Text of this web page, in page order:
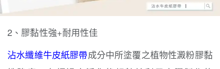
2、膠黏性強+耐用性佳
沾水纖維牛皮紙膠帶成分中所塗覆之植物性澱粉膠黏